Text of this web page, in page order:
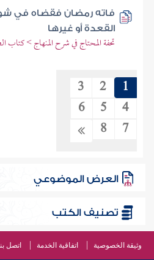
فاته رمضان فقضاه في
القعدة أو غيرها
تحفة المحتاج في شرح المنهاج >
1
2
3
4
5
6
7
8
العرض الموضوعي
تصنيف الكتب
وثيقة الخصوصية اتفاقية الخدمة اتصل